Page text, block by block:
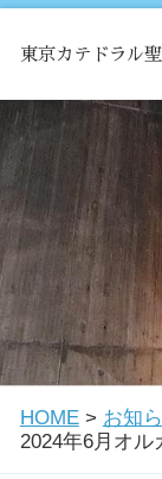
東京カテドラル
HOME
ミサ
お知らせ
関口教会について
教会学校・中
HOME> お知
2024年6月オ